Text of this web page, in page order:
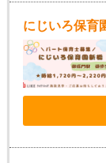
にじいろ保育